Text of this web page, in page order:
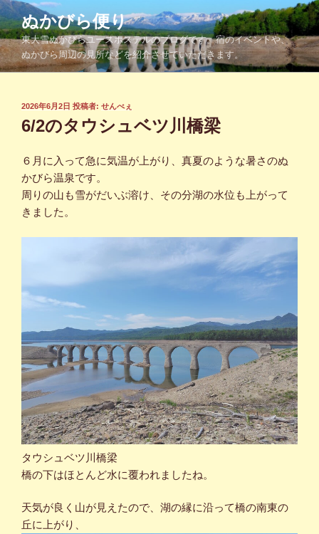
コ
ン
テ
ン
ツ
ぬかびら便り
東大雪ぬかびらユースホステルのブログです。宿のイベントや、
ぬかびら周辺の見所などを紹介させていただきます。
投
稿
日:
2026年6月2日 投稿者: せんべぇ
6/2のタウシュベツ川橋梁
６月に入って急に気温が上がり、真夏のような暑さのぬ
かびら温泉です。
周りの山も雪がだいぶ溶け、その分湖の水位も上がって
きました。
タウシュベツ川橋梁
橋の下はほとんど水に覆われましたね。
天気が良く山が見えたので、湖の縁に沿って橋の南東の
丘に上がり、